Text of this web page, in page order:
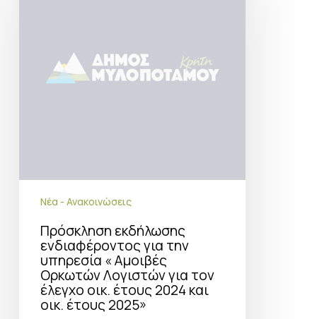
Αμοιβές
Ορκωτών
Λογιστών
2025»
Νέα - Ανακοινώσεις
Πρόσκληση εκδήλωσης
ενδιαφέροντος για την
υπηρεσία « Αμοιβές
Ορκωτών Λογιστών για τον
έλεγχο οικ. έτους 2024 και
οικ. έτους 2025»